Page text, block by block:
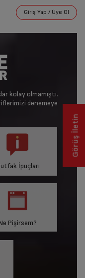
kolay olmamıştı.
denemeye
İpuçları
Pişirsem?
Görüş İletin